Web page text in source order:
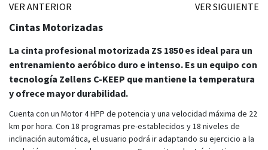
VER ANTERIOR VER SIGUIENTE
Cintas Motorizadas
La cinta profesional motorizada ZS 1850 es ideal para un
entrenamiento aeróbico duro e intenso. Es un equipo con
tecnología Zellens C-KEEP que mantiene la temperatura
y ofrece mayor durabilidad.
Cuenta con un Motor 4 HPP de potencia y una velocidad máxima de 22
km por hora. Con 18 programas pre-establecidos y 18 niveles de
inclinación automática, el usuario podrá ir adaptando su ejercicio a la